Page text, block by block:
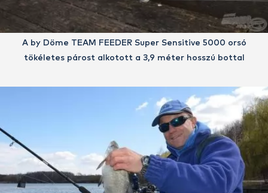
A by Döme TEAM FEEDER Super Sensitive 5000 orsó
tökéletes párost alkotott a 3,9 méter hosszú bottal